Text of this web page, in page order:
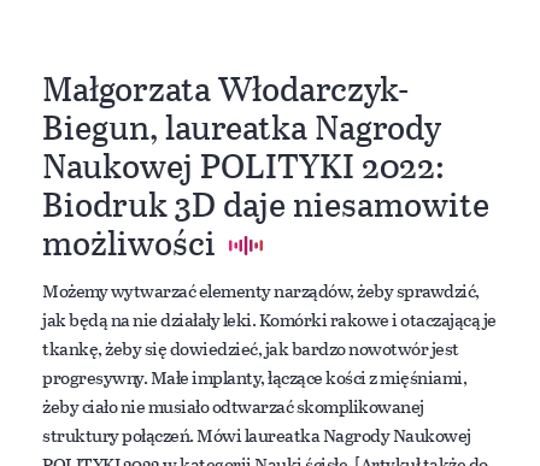
Małgorzata Włodarczyk-
Biegun, laureatka Nagrody
Naukowej POLITYKI 2022:
Biodruk 3D daje niesamowite
możliwości
Możemy wytwarzać elementy narządów, żeby sprawdzić,
jak będą na nie działały leki. Komórki rakowe i otaczającą je
tkankę, żeby się dowiedzieć, jak bardzo nowotwór jest
progresywny. Małe implanty, łączące kości z mięśniami,
żeby ciało nie musiało odtwarzać skomplikowanej
struktury połączeń. Mówi laureatka Nagrody Naukowej